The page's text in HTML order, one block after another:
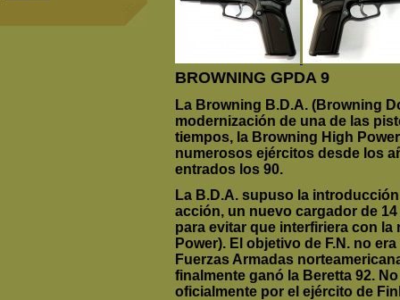
BROWNING GPDA 9
La Browning B.D.A. (Browning
modernización de una de las
tiempos, la Browning High
numerosos ejércitos desde los
entrados los 90.
La B.D.A. supuso la
acción, un nuevo cargador de
para evitar que interfiriera con
Power). El objetivo de F.N. no
Fuerzas Armadas
finalmente ganó la Beretta 92.
oficialmente por el ejército de